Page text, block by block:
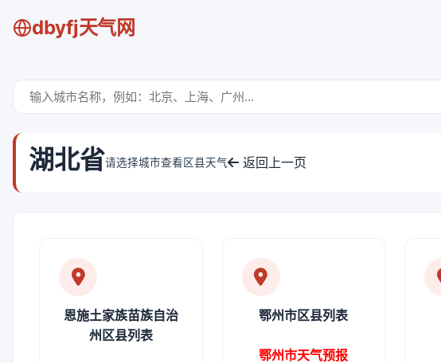
dbyfj天气网
湖北省请选择城市查看区县天气 返回上一页
恩施土家族苗族自治
州区县列表
鄂州市区县列表
鄂州市天气预报